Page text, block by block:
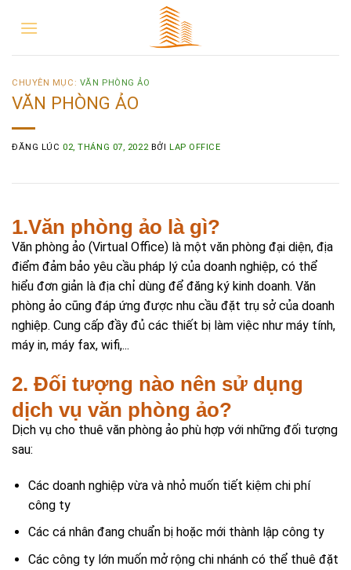
CHUYÊN MỤC: VĂN PHÒNG ẢO
VĂN PHÒNG ẢO
ĐĂNG LÚC 02, THÁNG 07, 2022 BỞI LAP OFFICE
1.Văn phòng ảo là gì?
Văn phòng ảo (Virtual Office) là một văn phòng đại diện, địa
điểm đảm bảo yêu cầu pháp lý của doanh nghiệp, có thể
hiểu đơn giản là địa chỉ dùng để đăng ký kinh doanh. Văn
phòng ảo cũng đáp ứng được nhu cầu đặt trụ sở của doanh
nghiệp. Cung cấp đầy đủ các thiết bị làm việc như máy tính,
máy in, máy fax, wifi,...
2. Đối tượng nào nên sử dụng
dịch vụ văn phòng ảo?
Dịch vụ cho thuê văn phòng ảo phù hợp với những đối tượng
sau:
Các doanh nghiệp vừa và nhỏ muốn tiết kiệm chi phí
công ty
Các cá nhân đang chuẩn bị hoặc mới thành lập công ty
Các công ty lớn muốn mở rộng chi nhánh có thể thuê đặt